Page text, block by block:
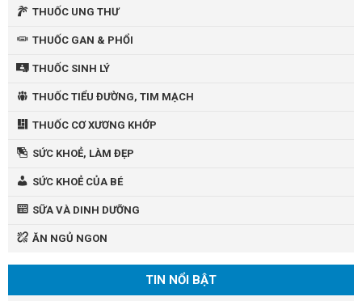
THUỐC UNG THƯ
THUỐC GAN & PHỔI
THUỐC SINH LÝ
THUỐC TIỂU ĐƯỜNG, TIM MẠCH
THUỐC CƠ XƯƠNG KHỚP
SỨC KHOẺ, LÀM ĐẸP
SỨC KHOẺ CỦA BÉ
SỮA VÀ DINH DƯỠNG
ĂN NGỦ NGON
TIN NỔI BẬT